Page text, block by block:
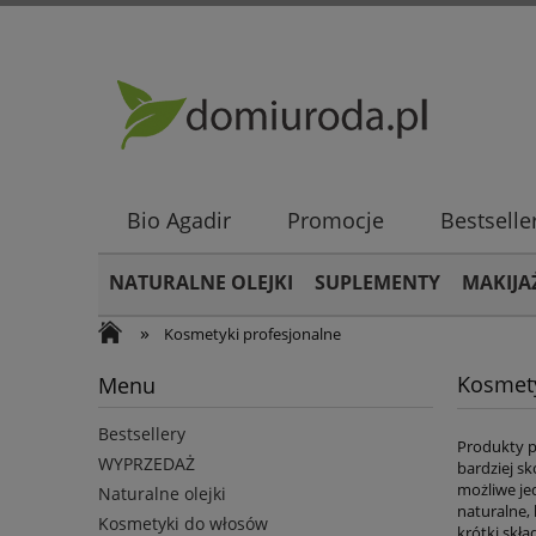
Bio Agadir Promocje
NATURALNE OLEJKI SUPLEMENTY
»
Kosmetyki profesjonalne
Menu
Bestsellery
WYPRZEDAŻ
Naturalne olejki
Kosmetyki do włosów
Produkty
bardziej
możliwe
naturalne,